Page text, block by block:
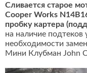
Сливается старое
Cooper Works
пробку картера
на наличие подтеков
необходимости
Мини Клубман John